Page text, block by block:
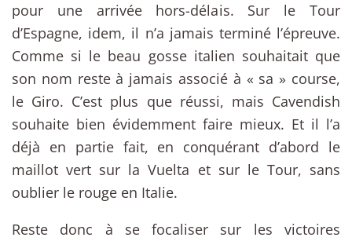
pour une arrivée hors-délais. Sur le Tour
d’Espagne, idem, il n’a jamais terminé l’épreuve.
Comme si le beau gosse italien souhaitait que
son nom reste à jamais associé à « sa » course,
le Giro. C’est plus que réussi, mais Cavendish
souhaite bien évidemment faire mieux. Et il l’a
déjà en partie fait, en conquérant d’abord le
maillot vert sur la Vuelta et sur le Tour, sans
oublier le rouge en Italie.
Reste donc à se focaliser sur les victoires